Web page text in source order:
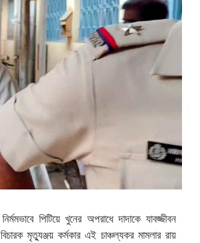
পিটিয়ে খুনের অপরাধে দাদাকে যাবজ্জীবন
মৃত্যুঞ্জয় কর্মকার এই চাঞ্চল্যকর মামলার রায়